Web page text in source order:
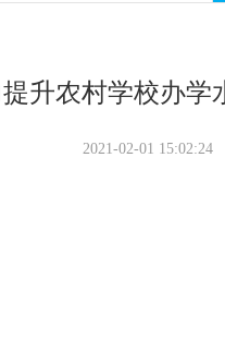
升农村学校办
2021-02-01 15:02:24